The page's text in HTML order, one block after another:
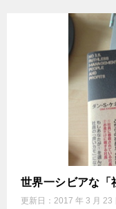
世界一シビアな「
更新日： 2017 年 3 月 23